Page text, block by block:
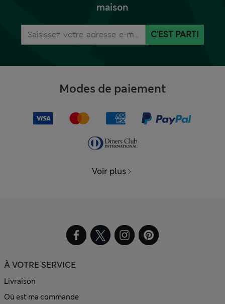
maison
C'EST PARTI
Modes de paiement
Voir plus
À VOTRE SERVICE
Livraison
Où est ma commande